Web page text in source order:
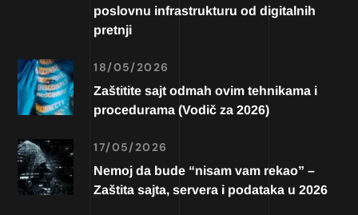
poslovnu infrastrukturu od digitalnih
pretnji
18/05/2026
Zaštitite sajt odmah ovim tehnikama i
procedurama (Vodič za 2026)
17/05/2026
Nemoj da bude “nisam vam rekao” –
Zaštita sajta, servera i podataka u 2026